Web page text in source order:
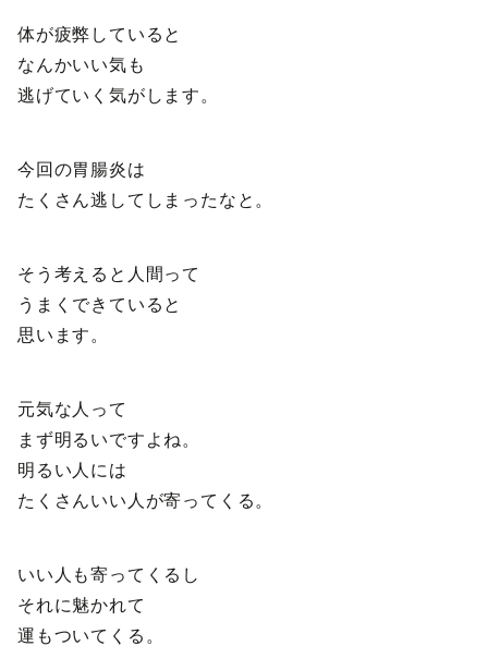
体が疲弊していると
なんかいい気も
逃げていく気がします。
今回の胃腸炎は
たくさん逃してしまったなと。
そう考えると人間って
うまくできていると
思います。
元気な人って
まず明るいですよね。
明るい人には
たくさんいい人が寄ってくる。
いい人も寄ってくるし
それに魅かれて
運もついてくる。